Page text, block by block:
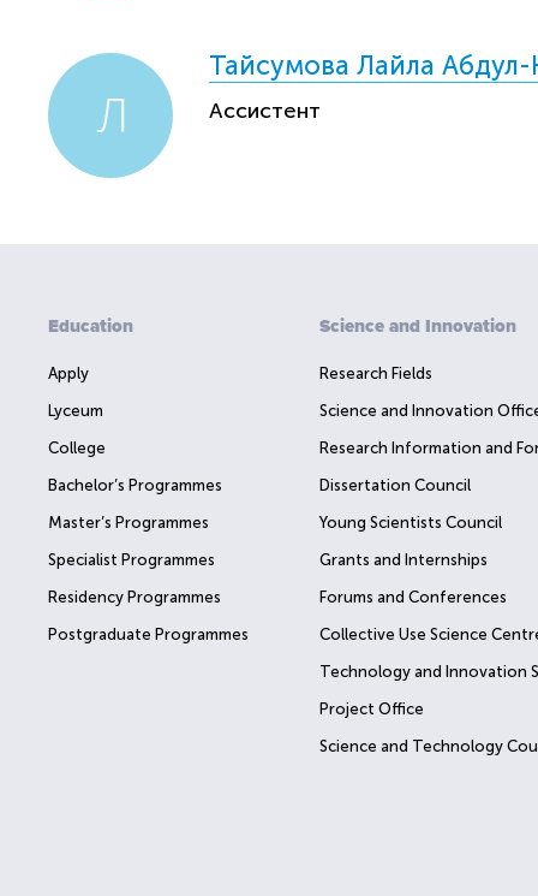
Тайсумова Лайла
Ассистент
Education
Apply
Lyceum
College
Bachelor’s Programmes
Master’s Programmes
Specialist Programmes
Residency Programmes
Postgraduate Programmes
Science and Innovation
Research Fields
Science and Innovation
Research Information and
Dissertation Council
Young Scientists Council
Grants and Internships
Forums and Conferences
Collective Use Science
Technology and Innovation
Project Office
Science and Technology